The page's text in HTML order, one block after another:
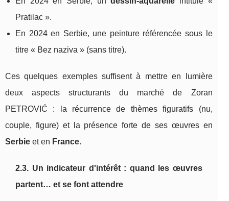
Pratilac ».
En 2024 en Serbie, une peinture référencée sous le
titre « Bez naziva » (sans titre).
Ces quelques exemples suffisent à mettre en lumière
deux aspects structurants du marché de Zoran
PETROVIĆ : la récurrence de thèmes figuratifs (nu,
couple, figure) et la présence forte de ses œuvres en
Serbie et en France.
2.3. Un indicateur d'intérêt : quand les œuvres
partent… et se font attendre